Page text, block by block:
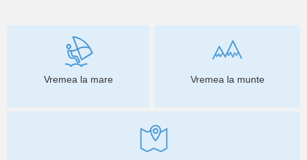
Vremea la mare Vremea la munte